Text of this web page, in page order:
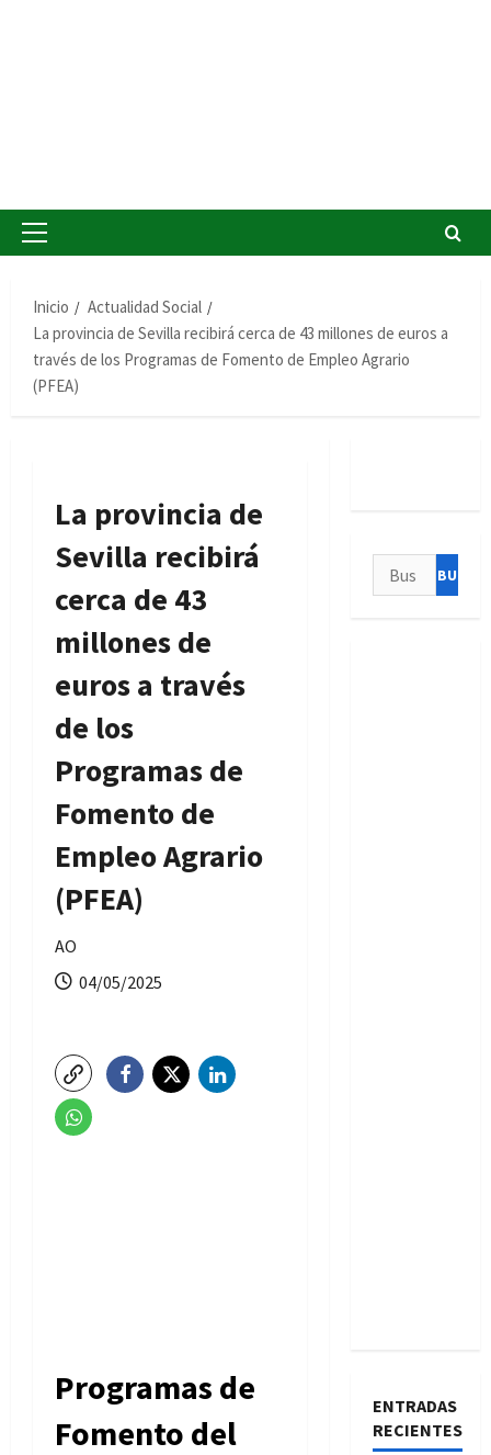
Menú
Inicio
Actualidad Social
La provincia de Sevilla recibirá cerca de 43 millones de euros a
través de los Programas de Fomento de Empleo Agrario
(PFEA)
La provincia de
Sevilla recibirá
cerca de 43
millones de
euros a través
de los
Programas de
Fomento de
Empleo Agrario
(PFEA)
AO
04/05/2025
Programas de
Fomento del
Buscar:
ENTRADAS
RECIENTES